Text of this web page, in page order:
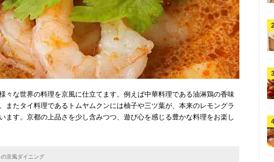
々な世界の料理を京風に仕立てます。例えば中華料理である油淋鶏の香味
またタイ料理であるトムヤムクンには柚子や三ツ葉が、本来のレモングラ
ます。京都の上品さを少し含みつつ、遊び心を感じる豊かな料理をお楽し
の京風ダイニング